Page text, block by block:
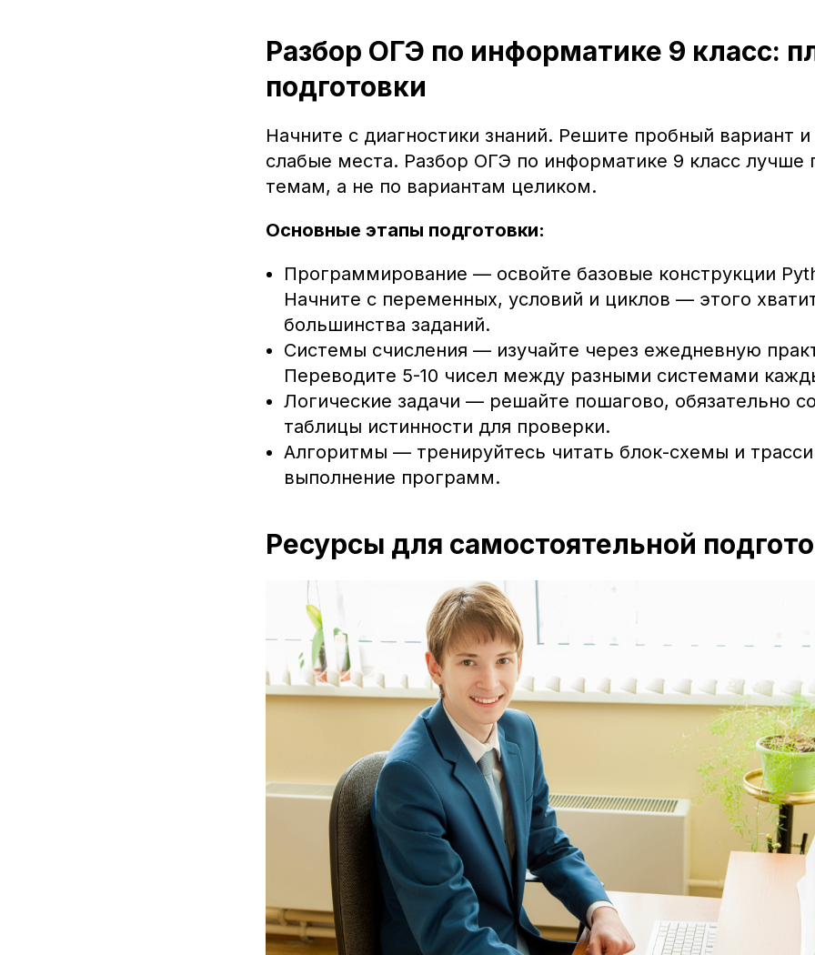
Разбор ОГЭ по информатике 9 класс:
подготовки
Начните с диагностики знаний. Решите пробный вариант
слабые места. Разбор ОГЭ по информатике 9 класс лучше
темам, а не по вариантам целиком.
Основные этапы подготовки:
Программирование — освойте базовые конструкции
Начните с переменных, условий и циклов — этого
большинства заданий.
Системы счисления — изучайте через ежедневную
Переводите 5-10 чисел между разными системами
Логические задачи — решайте пошагово, обязательно
таблицы истинности для проверки.
Алгоритмы — тренируйтесь читать блок-схемы и
выполнение программ.
Ресурсы для самостоятельной